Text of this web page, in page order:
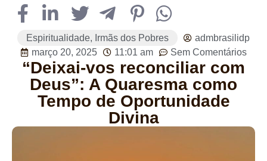
Espiritualidade, Irmãs dos Pobres
admbrasilidp
março 20, 2025
11:01 am Sem Comentários
“Deixai-vos reconciliar com
Deus”: A Quaresma como
Tempo de Oportunidade
Divina